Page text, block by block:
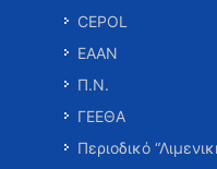
CEPOL
ΕΑΑΝ
Π.Ν.
ΓΕΕΘΑ
Περιοδικό